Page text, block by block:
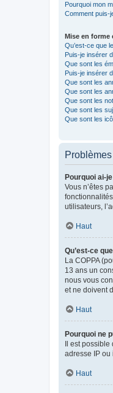
Pourquoi mon
Comment puis-
Mise en
Qu’est-ce que
Puis-je insérer
Que sont les
Puis-je insérer
Que sont les
Que sont les
Que sont les
Que sont les
Que sont les
Pourquoi ai-
Vous n’êtes
utilisateurs,
Haut
Qu’est-ce
La COPPA
13 ans un
nous vous
et ne doivent
Haut
Pourquoi ne
Il est
adresse IP ou
Haut